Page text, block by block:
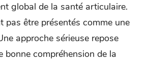
global de la santé articulaire.
pas être présentés comme une
approche sérieuse repose
bonne compréhension de la